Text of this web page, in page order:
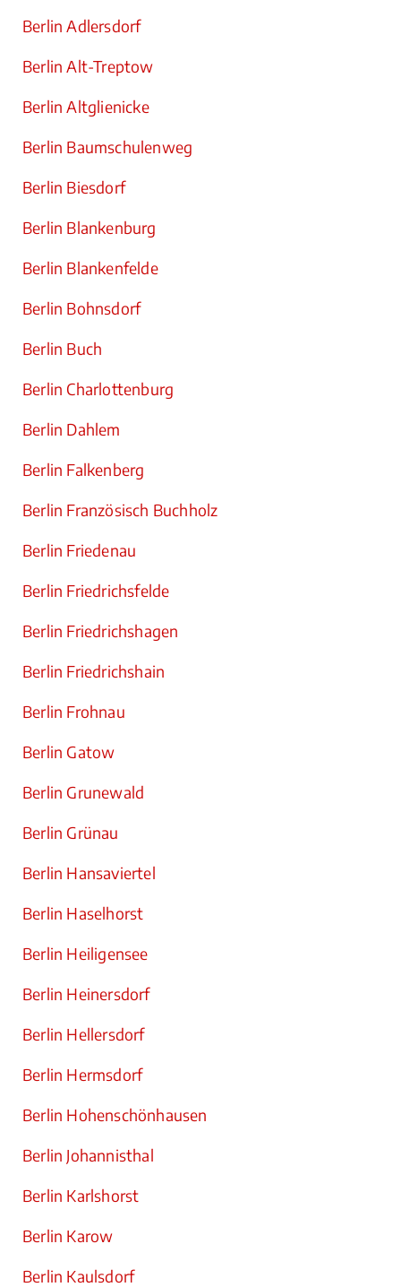
Berlin Adlersdorf
Berlin Alt-Treptow
Berlin Altglienicke
Berlin Baumschulenweg
Berlin Biesdorf
Berlin Blankenburg
Berlin Blankenfelde
Berlin Bohnsdorf
Berlin Buch
Berlin Charlottenburg
Berlin Dahlem
Berlin Falkenberg
Berlin Französisch Buchholz
Berlin Friedenau
Berlin Friedrichsfelde
Berlin Friedrichshagen
Berlin Friedrichshain
Berlin Frohnau
Berlin Gatow
Berlin Grunewald
Berlin Grünau
Berlin Hansaviertel
Berlin Haselhorst
Berlin Heiligensee
Berlin Heinersdorf
Berlin Hellersdorf
Berlin Hermsdorf
Berlin Hohenschönhausen
Berlin Johannisthal
Berlin Karlshorst
Berlin Karow
Berlin Kaulsdorf